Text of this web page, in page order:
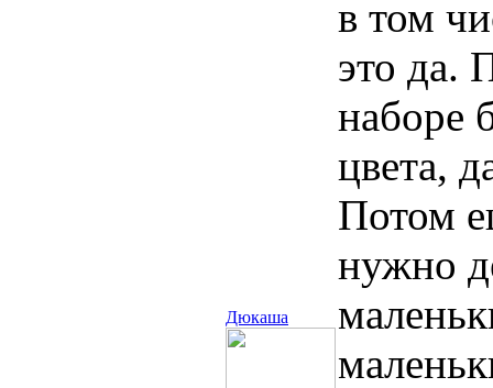
Дюкаша
в том
это да.
наборе
цвета,
Потом
нужно